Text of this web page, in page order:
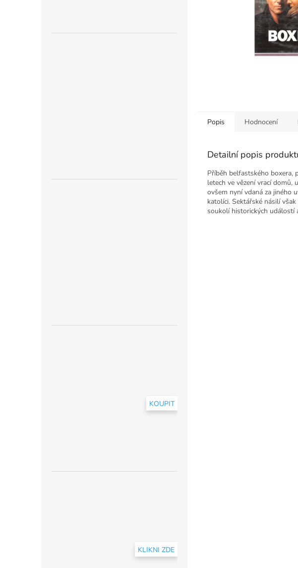
KOUPIT
KLIKNI ZDE
Popis Hodnocení
Detailní popis
Příběh belfastského boxera,
letech ve vězení vrací domů,
ovšem nyní vdaná za jiného
katolíci. Sektářské násilí
soukolí historických událostí